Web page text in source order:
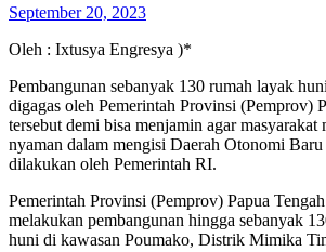
September 20, 2023
Oleh : Ixtusya Engresya )*
Pembangunan sebanyak 130 rumah layak
digagas oleh Pemerintah Provinsi (Pemprov)
tersebut demi bisa menjamin agar
nyaman dalam mengisi Daerah Otonomi
dilakukan oleh Pemerintah RI.
Pemerintah Provinsi (Pemprov) Papua
melakukan pembangunan hingga sebanyak
huni di kawasan Poumako, Distrik Mimika